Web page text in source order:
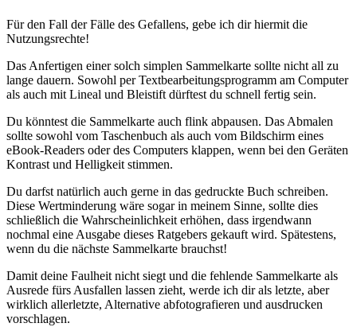
Für den Fall der Fälle des Gefallens, gebe ich dir hiermit die
Nutzungsrechte!
Das Anfertigen einer solch simplen Sammelkarte sollte nicht all zu
lange dauern. Sowohl per Textbearbeitungsprogramm am Computer
als auch mit Lineal und Bleistift dürftest du schnell fertig sein.
Du könntest die Sammelkarte auch flink abpausen. Das Abmalen
sollte sowohl vom Taschenbuch als auch vom Bildschirm eines
eBook-Readers oder des Computers klappen, wenn bei den Geräten
Kontrast und Helligkeit stimmen.
Du darfst natürlich auch gerne in das gedruckte Buch schreiben.
Diese Wertminderung wäre sogar in meinem Sinne, sollte dies
schließlich die Wahrscheinlichkeit erhöhen, dass irgendwann
nochmal eine Ausgabe dieses Ratgebers gekauft wird. Spätestens,
wenn du die nächste Sammelkarte brauchst!
Damit deine Faulheit nicht siegt und die fehlende Sammelkarte als
Ausrede fürs Ausfallen lassen zieht, werde ich dir als letzte, aber
wirklich allerletzte, Alternative abfotografieren und ausdrucken
vorschlagen.